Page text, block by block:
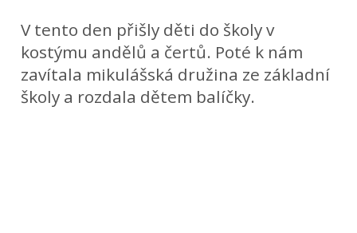
V tento den přišly děti do školy v
kostýmu andělů a čertů. Poté k nám
zavítala mikulášská družina ze základní
školy a rozdala dětem balíčky.